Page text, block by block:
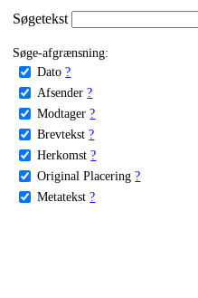
Søgetekst
Søge-afgrænsning:
Dato ?
Afsender ?
Modtager ?
Brevtekst ?
Herkomst ?
Original Placering ?
Metatekst ?